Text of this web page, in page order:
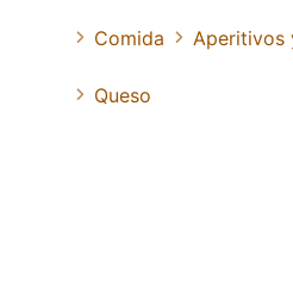
Comida Aperitivos
Queso